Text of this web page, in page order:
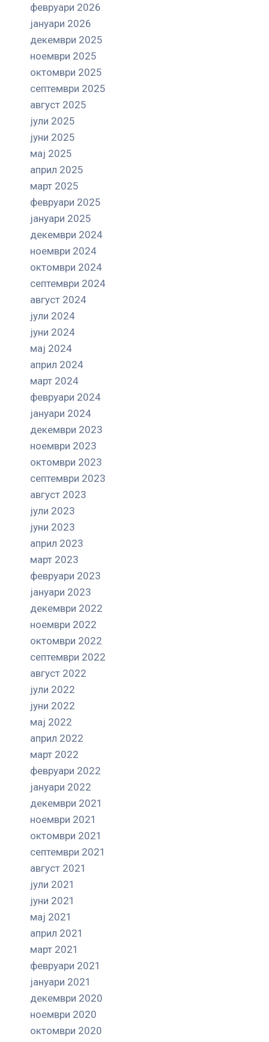
февруари 2026
јануари 2026
декември 2025
ноември 2025
октомври 2025
септември 2025
август 2025
јули 2025
јуни 2025
мај 2025
април 2025
март 2025
февруари 2025
јануари 2025
декември 2024
ноември 2024
октомври 2024
септември 2024
август 2024
јули 2024
јуни 2024
мај 2024
април 2024
март 2024
февруари 2024
јануари 2024
декември 2023
ноември 2023
октомври 2023
септември 2023
август 2023
јули 2023
јуни 2023
април 2023
март 2023
февруари 2023
јануари 2023
декември 2022
ноември 2022
октомври 2022
септември 2022
август 2022
јули 2022
јуни 2022
мај 2022
април 2022
март 2022
февруари 2022
јануари 2022
декември 2021
ноември 2021
октомври 2021
септември 2021
август 2021
јули 2021
јуни 2021
мај 2021
април 2021
март 2021
февруари 2021
јануари 2021
декември 2020
ноември 2020
октомври 2020